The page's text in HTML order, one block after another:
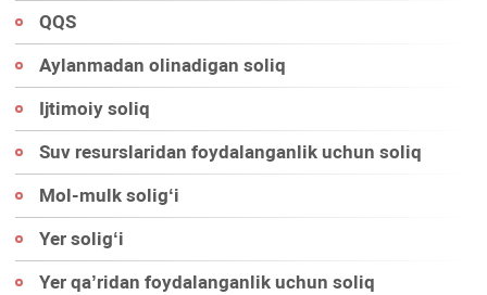
QQS
Aylanmadan olinadigan soliq
Ijtimoiy soliq
Suv resurslaridan foydalanganlik uchun soliq
Mol-mulk soligʻi
Yer soligʻi
Yer qa’ridan foydalanganlik uchun soliq